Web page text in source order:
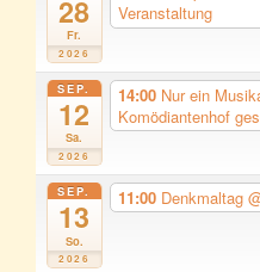
28
Fr.
2026
Veranstaltung
SEP.
12
Sa.
2026
14:00 Nur ein
Komödiantenhof
SEP.
13
So.
2026
11:00 Denkmaltag